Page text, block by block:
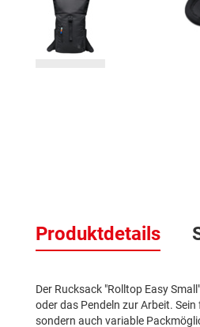
Bildergalerie
springen
Produktdetails
Der Rucksack "Rolltop Easy
oder das Pendeln zur Arbeit.
sondern auch variable